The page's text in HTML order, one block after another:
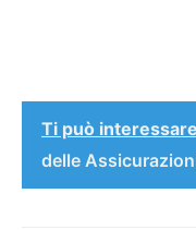
Ti può
delle